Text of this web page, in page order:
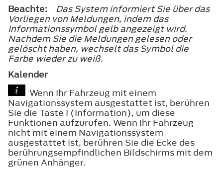
Beachte:
Das System informiert Sie über das
Vorliegen von Meldungen, indem das
Informationssymbol gelb angezeigt wird.
Nachdem Sie die Meldungen gelesen oder
gelöscht haben, wechselt das Symbol die
Farbe wieder zu weiß.
Kalender
Wenn Ihr Fahrzeug mit einem
Navigationssystem ausgestattet ist, berühren
Sie die Taste I (Information), um diese
Funktionen aufzurufen. Wenn Ihr Fahrzeug
nicht mit einem Navigationssystem
ausgestattet ist, berühren Sie die Ecke des
berührungsempfindlichen Bildschirms mit dem
grünen Anhänger.